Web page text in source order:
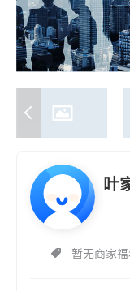
叶
暂无商家